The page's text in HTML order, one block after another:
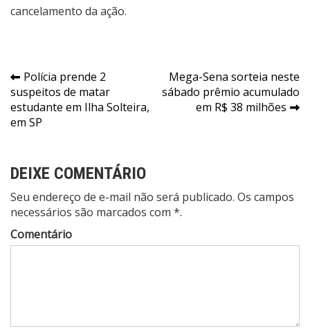
cancelamento da ação.
Navegação
de
Post
Polícia prende 2
suspeitos de matar
estudante em Ilha Solteira,
em SP
Mega-Sena sorteia neste
sábado prêmio acumulado
em R$ 38 milhões
DEIXE COMENTÁRIO
Seu endereço de e-mail não será publicado. Os campos
necessários são marcados com *.
Comentário